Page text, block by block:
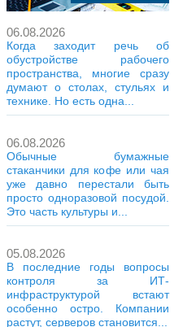
06.08.2026
Когда заходит речь об
обустройстве рабочего
пространства, многие сразу
думают о столах, стульях и
технике. Но есть одна...
06.08.2026
Обычные бумажные
стаканчики для кофе или чая
уже давно перестали быть
просто одноразовой посудой.
Это часть культуры и...
05.08.2026
В последние годы вопросы
контроля за ИТ-
инфраструктурой встают
особенно остро. Компании
растут, серверов становится...